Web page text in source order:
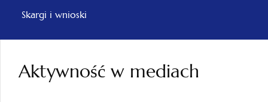
Skargi i wnioski
Aktywność w mediach